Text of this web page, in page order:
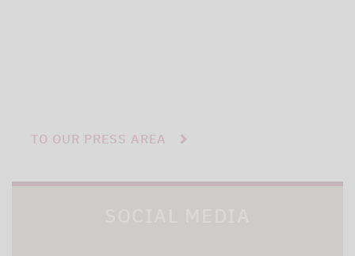
TO OUR PRESS AREA